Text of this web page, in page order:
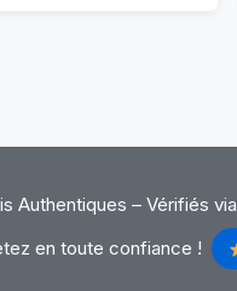
Authentiques – Vérifiés via
en toute confiance !